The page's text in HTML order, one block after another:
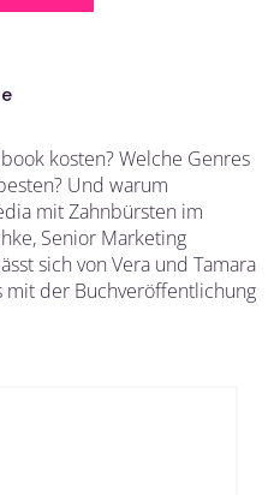
kosten? Welche Genres
Und warum
mit Zahnbürsten im
Senior Marketing
sich von Vera und Tamara
mit der Buchveröffentlichung